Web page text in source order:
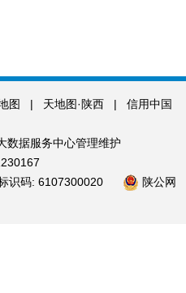
图 | 天地图·陕西 |
信用中国
数据服务中心管理维护
识码: 6107300020
陕公网